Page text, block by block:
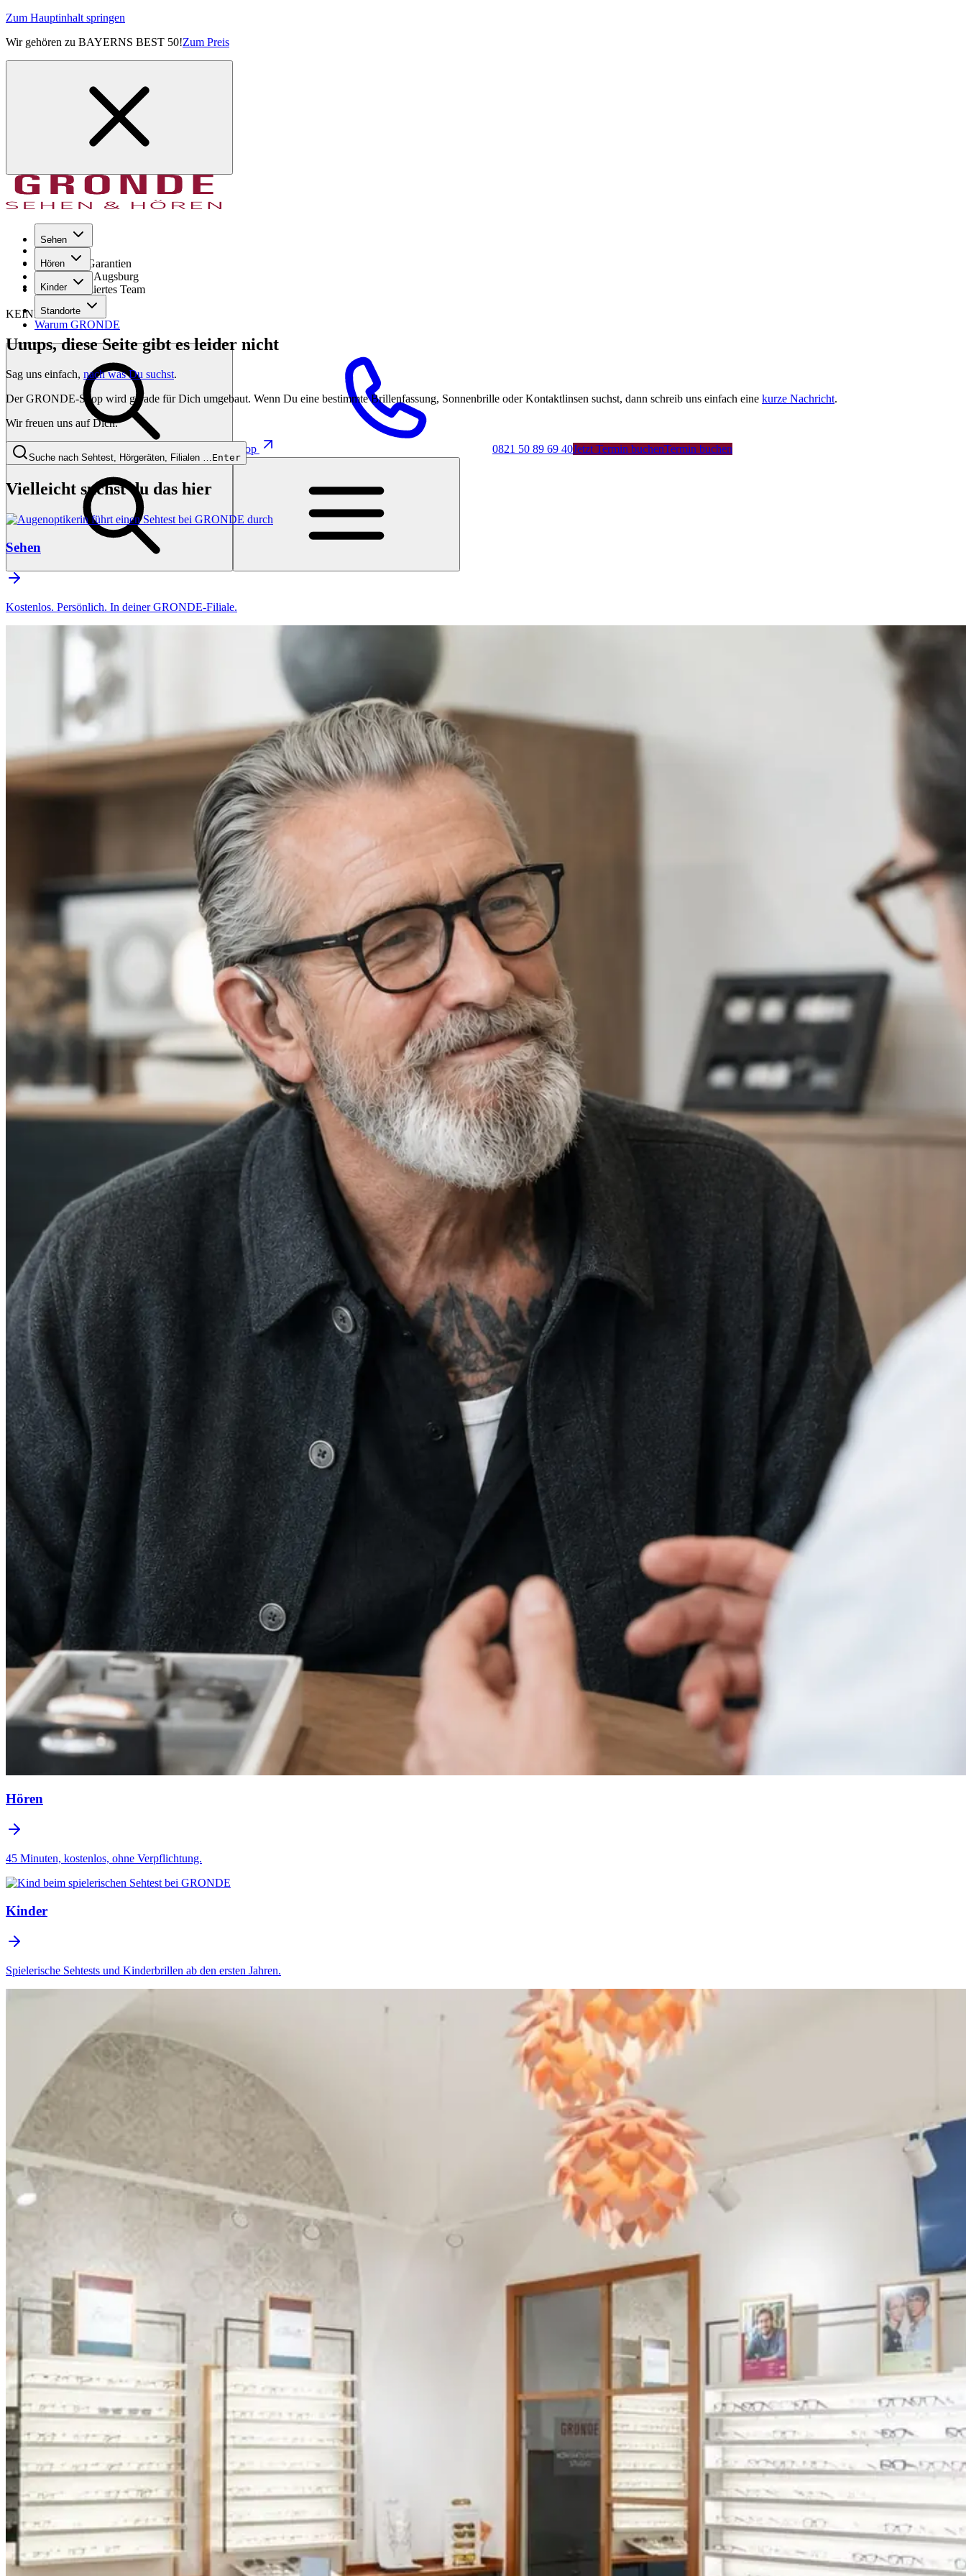
Zum Hauptinhalt springen
Wir gehören zu BAYERNS BEST 50!Zum Preis
Sehen
Hören
Kinder
Standorte
Warum GRONDE
Shop 0821 50 89 69 40Jetzt Termin buchenTermin buchen
Seit 1971
GRONDE Garantien
8× im Raum Augsburg
Hochqualifiziertes Team
KEINE SORGE!
Uuups, diese Seite gibt es leider nicht
Sag uns einfach, nach was Du suchst.
Der GRONDE-Shop wird gerade für Dich umgebaut. Wenn Du eine bestimmte Brillenfassung, Sonnenbrille oder Kontaktlinsen suchst, dann schreib uns einfach eine kurze Nachricht.
Wir freuen uns auf Dich.
Suche nach Sehtest, Hörgeräten, Filialen …Enter
Vielleicht suchst du das hier
Sehen
Kostenlos. Persönlich. In deiner GRONDE-Filiale.
Hören
45 Minuten, kostenlos, ohne Verpflichtung.
Kinder
Spielerische Sehtests und Kinderbrillen ab den ersten Jahren.